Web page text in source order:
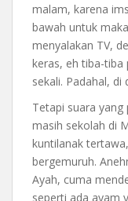
malam, karena
bawah untuk
menyalakan TV,
keras, eh tiba-tiba
sekali. Padahal,
Tetapi suara
masih sekolah di
kuntilanak
bergemuruh.
Ayah, cuma
seperti ada ayam